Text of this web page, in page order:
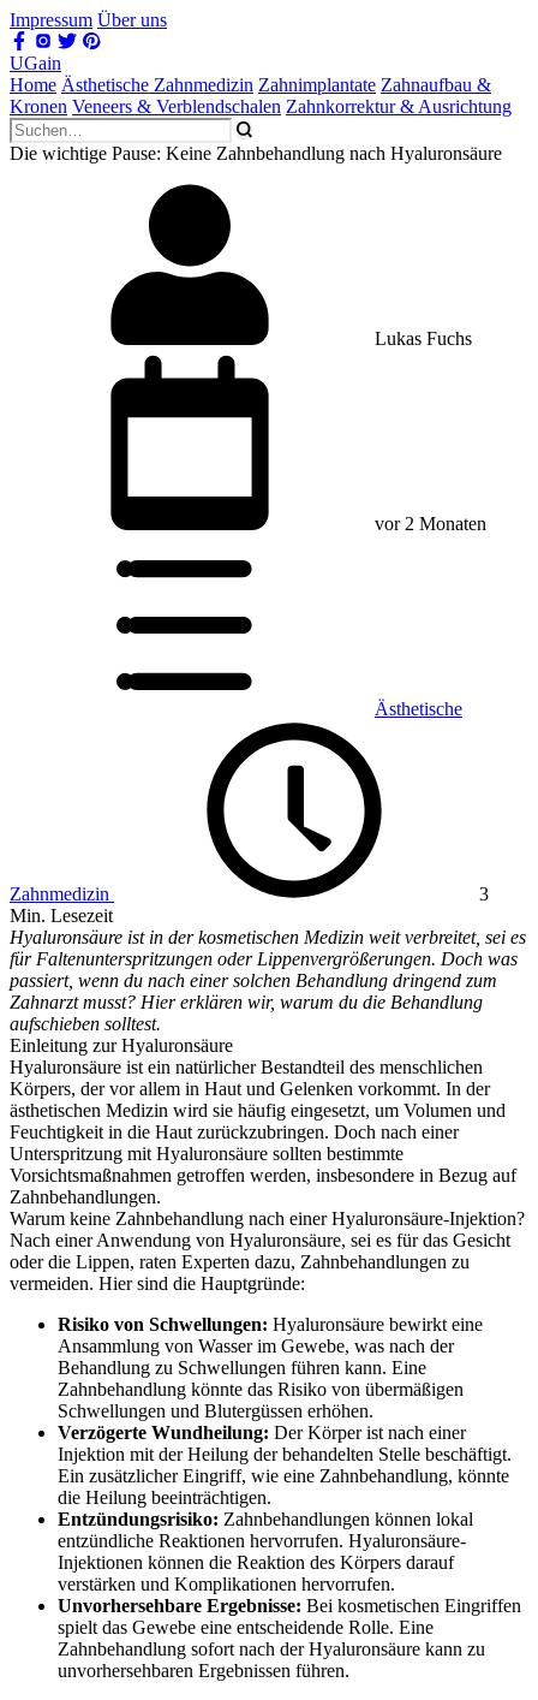
Impressum Über uns
UGain
Home Ästhetische Zahnmedizin Zahnimplantate Zahnaufbau &
Kronen Veneers & Verblendschalen Zahnkorrektur & Ausrichtung
Die wichtige Pause: Keine Zahnbehandlung nach Hyaluronsäure
Lukas Fuchs
vor 2 Monaten
Ästhetische
Zahnmedizin
3
Min. Lesezeit
Hyaluronsäure ist in der kosmetischen Medizin weit verbreitet, sei es
für Faltenunterspritzungen oder Lippenvergrößerungen. Doch was
passiert, wenn du nach einer solchen Behandlung dringend zum
Zahnarzt musst? Hier erklären wir, warum du die Behandlung
aufschieben solltest.
Einleitung zur Hyaluronsäure
Hyaluronsäure ist ein natürlicher Bestandteil des menschlichen
Körpers, der vor allem in Haut und Gelenken vorkommt. In der
ästhetischen Medizin wird sie häufig eingesetzt, um Volumen und
Feuchtigkeit in die Haut zurückzubringen. Doch nach einer
Unterspritzung mit Hyaluronsäure sollten bestimmte
Vorsichtsmaßnahmen getroffen werden, insbesondere in Bezug auf
Zahnbehandlungen.
Warum keine Zahnbehandlung nach einer Hyaluronsäure-Injektion?
Nach einer Anwendung von Hyaluronsäure, sei es für das Gesicht
oder die Lippen, raten Experten dazu, Zahnbehandlungen zu
vermeiden. Hier sind die Hauptgründe:
Risiko von Schwellungen: Hyaluronsäure bewirkt eine
Ansammlung von Wasser im Gewebe, was nach der
Behandlung zu Schwellungen führen kann. Eine
Zahnbehandlung könnte das Risiko von übermäßigen
Schwellungen und Blutergüssen erhöhen.
Verzögerte Wundheilung: Der Körper ist nach einer
Injektion mit der Heilung der behandelten Stelle beschäftigt.
Ein zusätzlicher Eingriff, wie eine Zahnbehandlung, könnte
die Heilung beeinträchtigen.
Entzündungsrisiko: Zahnbehandlungen können lokal
entzündliche Reaktionen hervorrufen. Hyaluronsäure-
Injektionen können die Reaktion des Körpers darauf
verstärken und Komplikationen hervorrufen.
Unvorhersehbare Ergebnisse: Bei kosmetischen Eingriffen
spielt das Gewebe eine entscheidende Rolle. Eine
Zahnbehandlung sofort nach der Hyaluronsäure kann zu
unvorhersehbaren Ergebnissen führen.